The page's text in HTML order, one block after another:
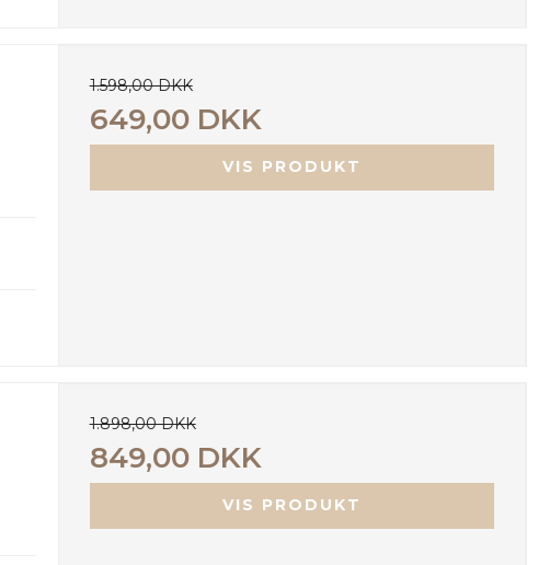
1.598,00 DKK
649,00 DKK
VIS PRODUKT
1.898,00 DKK
849,00 DKK
VIS PRODUKT